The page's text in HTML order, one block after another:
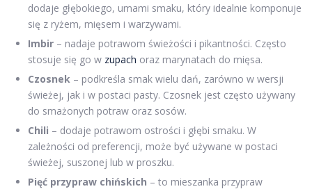
dodaje głębokiego, umami smaku, który idealnie komponuje
się z ryżem, mięsem i warzywami.
Imbir – nadaje potrawom świeżości i pikantności. Często
stosuje się go w zupach oraz marynatach do mięsa.
Czosnek – podkreśla smak wielu dań, zarówno w wersji
świeżej, jak i w postaci pasty. Czosnek jest często używany
do smażonych potraw oraz sosów.
Chili – dodaje potrawom ostrości i głębi smaku. W
zależności od preferencji, może być używane w postaci
świeżej, suszonej lub w proszku.
Pięć przypraw chińskich – to mieszanka przypraw